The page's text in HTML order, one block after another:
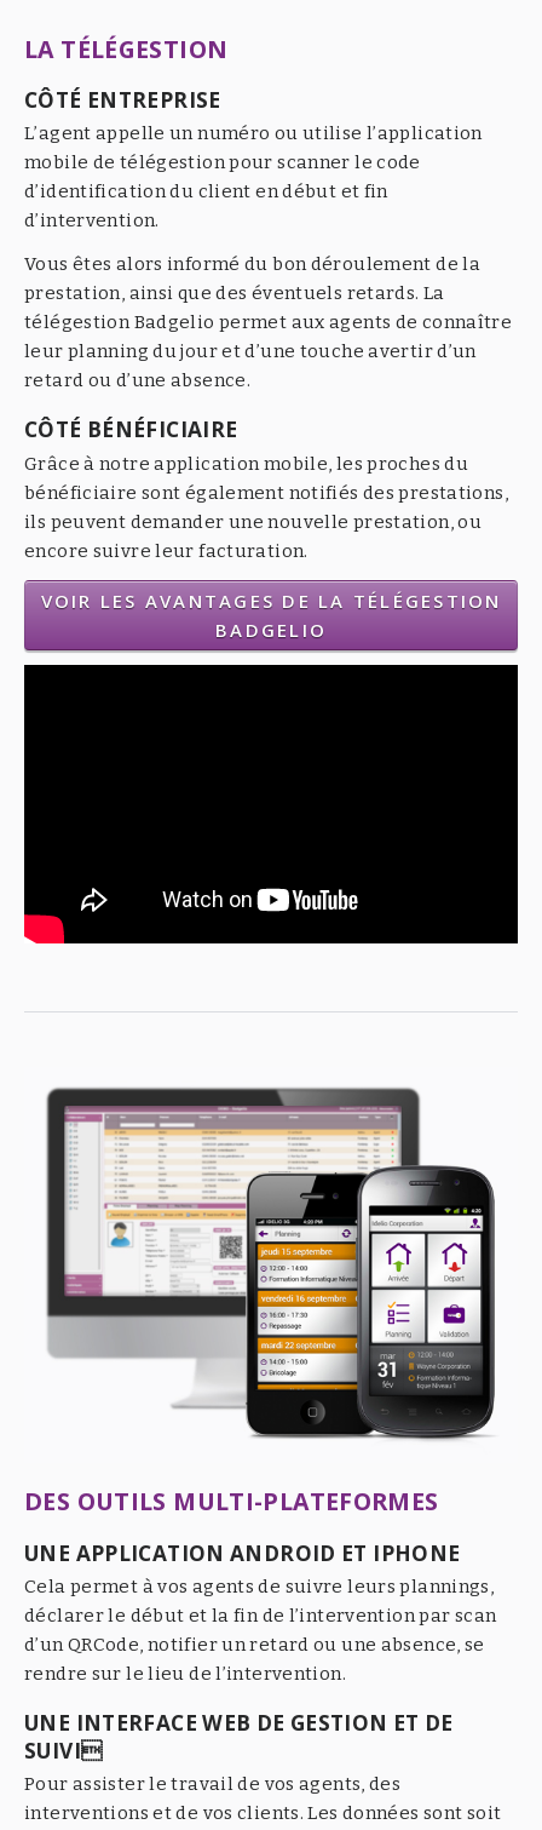
LA TÉLÉGESTION
CÔTÉ ENTREPRISE
L’agent appelle un numéro ou utilise l’application
mobile de télégestion pour scanner le code
d’identification du client en début et fin
d’intervention.
Vous êtes alors informé du bon déroulement de la
prestation, ainsi que des éventuels retards. La
télégestion Badgelio permet aux agents de connaître
leur planning du jour et d’une touche avertir d’un
retard ou d’une absence.
CÔTÉ BÉNÉFICIAIRE
Grâce à notre application mobile, les proches du
bénéficiaire sont également notifiés des prestations,
ils peuvent demander une nouvelle prestation, ou
encore suivre leur facturation.
VOIR LES AVANTAGES DE LA TÉLÉGESTION
BADGELIO
DES OUTILS MULTI-PLATEFORMES
UNE APPLICATION ANDROID ET IPHONE
Cela permet à vos agents de suivre leurs plannings,
déclarer le début et la fin de l’intervention par scan
d’un QRCode, notifier un retard ou une absence, se
rendre sur le lieu de l’intervention.
UNE INTERFACE WEB DE GESTION ET DE
SUIVI
Pour assister le travail de vos agents, des
interventions et de vos clients. Les données sont soit